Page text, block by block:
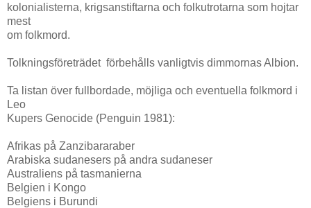
kolonialisterna, krigsanstiftarna och folkutrotarna som hojtar
mest
om folkmord.
Tolkningsföreträdet förbehålls vanligtvis dimmornas Albion.
Ta listan över fullbordade, möjliga och eventuella folkmord i
Leo
Kupers Genocide (Penguin 1981):
Afrikas på Zanzibararaber
Arabiska sudanesers på andra sudaneser
Australiens på tasmanierna
Belgien i Kongo
Belgiens i Burundi